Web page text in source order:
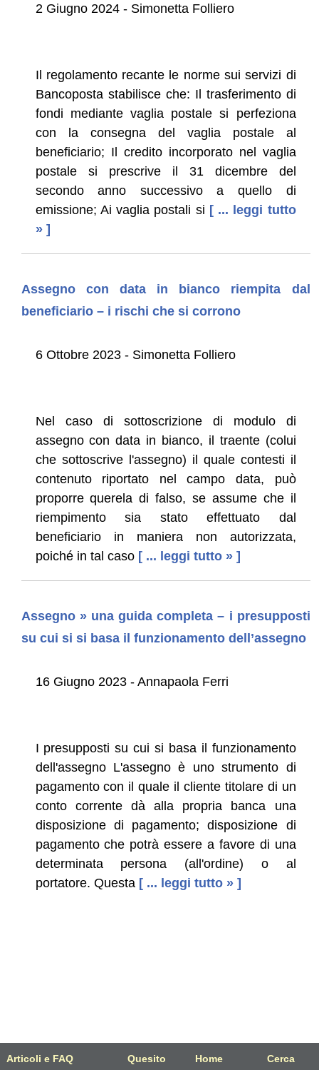
Articoli e FAQ Quesito Home Cerca
2 Giugno 2024 - Simonetta Folliero
Il regolamento recante le norme sui servizi di
Bancoposta stabilisce che: Il trasferimento di
fondi mediante vaglia postale si perfeziona
con la consegna del vaglia postale al
beneficiario; Il credito incorporato nel vaglia
postale si prescrive il 31 dicembre del
secondo anno successivo a quello di
emissione; Ai vaglia postali si [ ... leggi tutto
» ]
Assegno con data in bianco riempita dal
beneficiario – i rischi che si corrono
6 Ottobre 2023 - Simonetta Folliero
Nel caso di sottoscrizione di modulo di
assegno con data in bianco, il traente (colui
che sottoscrive l'assegno) il quale contesti il
contenuto riportato nel campo data, può
proporre querela di falso, se assume che il
riempimento sia stato effettuato dal
beneficiario in maniera non autorizzata,
poiché in tal caso [ ... leggi tutto » ]
Assegno » una guida completa – i presupposti
su cui si si basa il funzionamento dell’assegno
16 Giugno 2023 - Annapaola Ferri
I presupposti su cui si basa il funzionamento
dell'assegno L'assegno è uno strumento di
pagamento con il quale il cliente titolare di un
conto corrente dà alla propria banca una
disposizione di pagamento; disposizione di
pagamento che potrà essere a favore di una
determinata persona (all'ordine) o al
portatore. Questa [ ... leggi tutto » ]